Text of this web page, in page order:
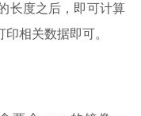
长度之后，即可计算
相关数据即可。